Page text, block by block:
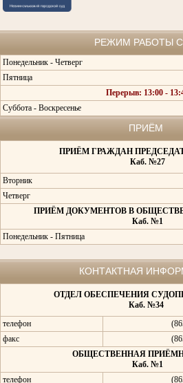
РЕЖИМ РАБОТЫ
Понедельник - Четверг
Пятница
Перерыв: 13:00 -
Суббота - Воскресенье
ПРИЁМ
ПРИЁМ ГРАЖДАН
Каб. №27
Вторник
Четверг
ПРИЁМ ДОКУМЕНТОВ В
Каб. №1
Понедельник - Пятница
КОНТАКТНАЯ
ОТДЕЛ ОБЕСПЕЧЕНИЯ
Каб. №34
телефон
факс
ОБЩЕСТВЕННАЯ
Каб. №1
телефон